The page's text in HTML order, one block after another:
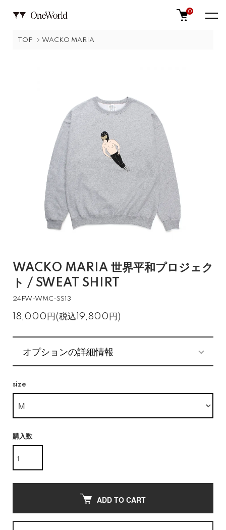
0
TOP WACKO MARIA
WACKO MARIA 世界平和プロジェク
ト / SWEAT SHIRT
24FW-WMC-SS13
18,000円(税込19,800円)
オプションの詳細情報
size
購入数
ADD TO CART